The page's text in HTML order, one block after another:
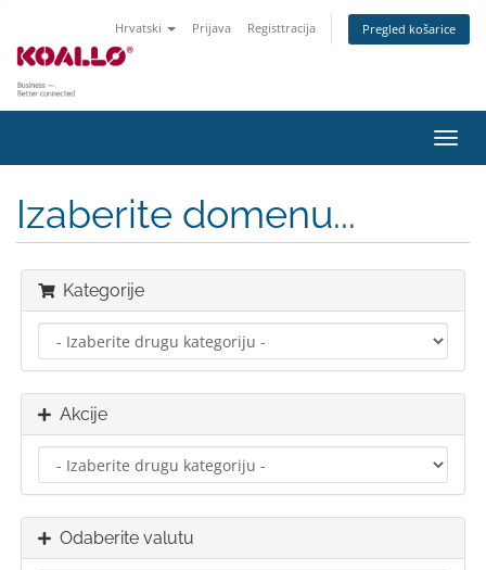
Hrvatski Prijava Registtracija Pregled košarice
Izaberite domenu...
Kategorije
Akcije
Odaberite valutu